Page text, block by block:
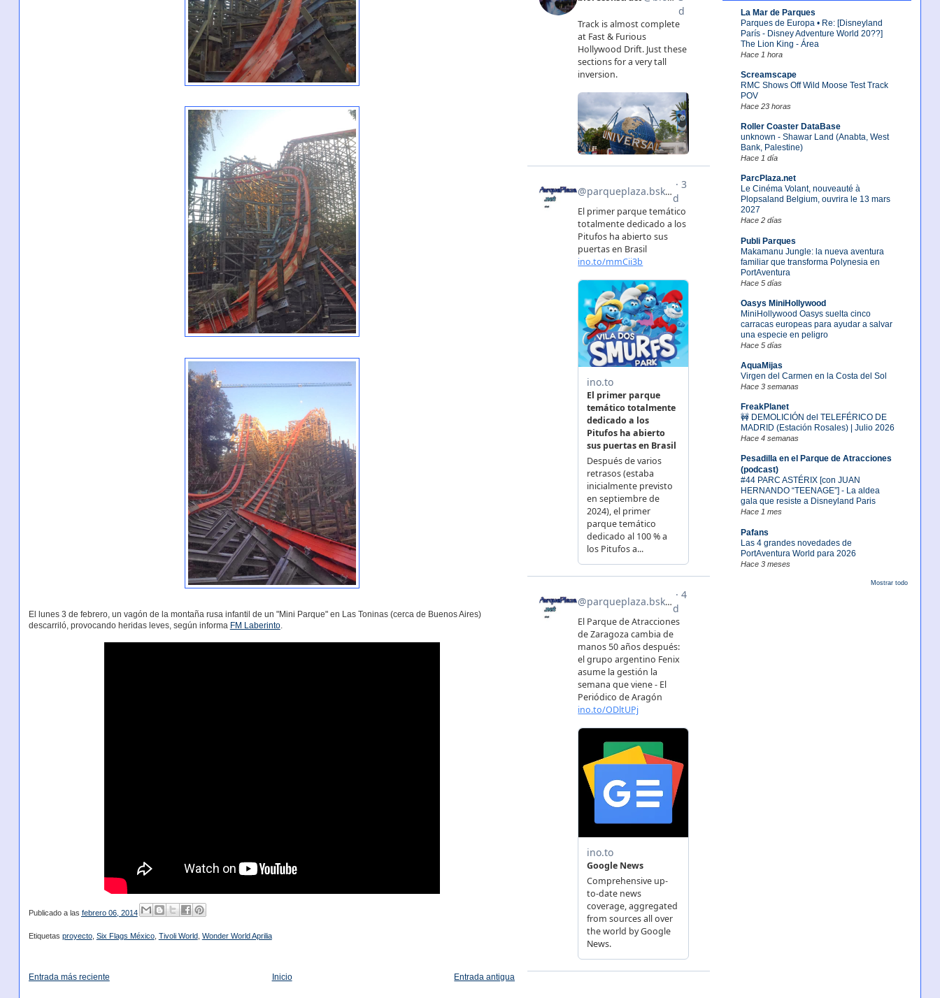
La Mar de Parques
Parques de Europa • Re: [Disneyland
París - Disney Adventure World 20??]
The Lion King - Área
Hace 1 hora
Screamscape
RMC Shows Off Wild Moose Test Track
POV
Hace 23 horas
Roller Coaster DataBase
unknown - Shawar Land (Anabta, West
Bank, Palestine)
Hace 1 día
ParcPlaza.net
Le Cinéma Volant, nouveauté à
Plopsaland Belgium, ouvrira le 13 mars
2027
Hace 2 días
Publi Parques
Makamanu Jungle: la nueva aventura
familiar que transforma Polynesia en
PortAventura
Hace 5 días
Oasys MiniHollywood
MiniHollywood Oasys suelta cinco
carracas europeas para ayudar a salvar
una especie en peligro
Hace 5 días
AquaMijas
Virgen del Carmen en la Costa del Sol
Hace 3 semanas
FreakPlanet
🚧 DEMOLICIÓN del TELEFÉRICO DE
MADRID (Estación Rosales) | Julio 2026
Hace 4 semanas
Pesadilla en el Parque de Atracciones
(podcast)
#44 PARC ASTÉRIX [con JUAN
HERNANDO “TEENAGE”] - La aldea
gala que resiste a Disneyland Paris
Hace 1 mes
Pafans
Las 4 grandes novedades de
PortAventura World para 2026
Hace 3 meses
Mostrar todo
El lunes 3 de febrero, un vagón de la montaña rusa infantil de un "Mini Parque" en Las Toninas (cerca de Buenos Aires)
descarriló, provocando heridas leves, según informa FM Laberinto.
Publicado a las febrero 06, 2014
Etiquetas proyecto, Six Flags México, Tivoli World, Wonder World Aprilia
Entrada más reciente Entrada antigua
Inicio